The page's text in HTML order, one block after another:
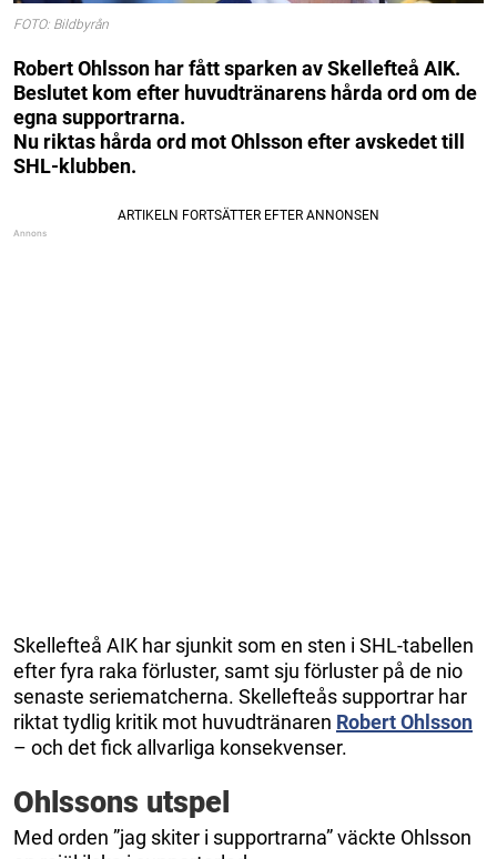
FOTO: Bildbyrån
Robert Ohlsson har fått sparken av Skellefteå AIK.
Beslutet kom efter huvudtränarens hårda ord om de
egna supportrarna.
Nu riktas hårda ord mot Ohlsson efter avskedet till
SHL-klubben.
Skellefteå AIK har sjunkit som en sten i SHL-tabellen
efter fyra raka förluster, samt sju förluster på de nio
senaste seriematcherna. Skellefteås supportrar har
riktat tydlig kritik mot huvudtränaren Robert Ohlsson
– och det fick allvarliga konsekvenser.
Ohlssons utspel
Med orden ”jag skiter i supportrarna” väckte Ohlsson